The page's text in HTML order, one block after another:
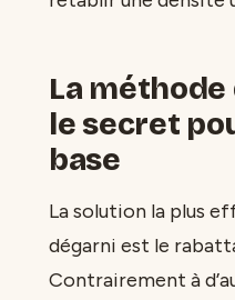
La
le secret
base
La solution la plus
dégarni est le
Contrairement à